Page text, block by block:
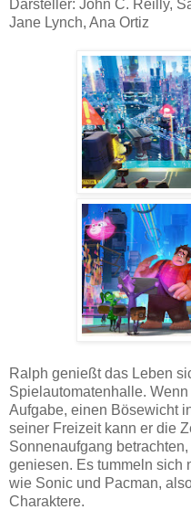
Darsteller: John C. Reilly,
Jane Lynch, Ana Ortiz
Ralph genießt das Leben
Spielautomatenhalle.
Aufgabe, einen Bösewicht
seiner Freizeit kann er die
Sonnenaufgang
geniesen. Es tummeln sich
wie Sonic und Pacman,
Charaktere.